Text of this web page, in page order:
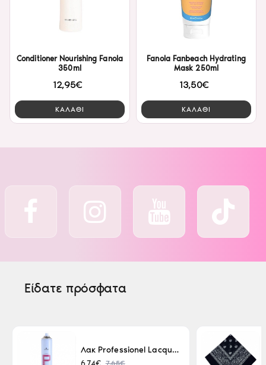
Conditioner Nourishing Fanola
350ml
12,95€
ΚΑΛΑΘΙ
Fanola Fanbeach Hydrating
Mask 250ml
13,50€
ΚΑΛΑΘΙ
Είδατε πρόσφατα
Λακ Professionel Lacque Super Strong 500ml
7,65€